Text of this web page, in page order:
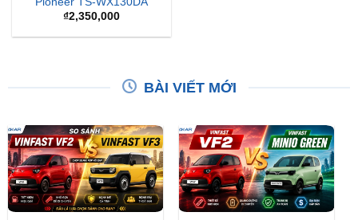
₫2,350,000
BÀI VIẾT MỚI